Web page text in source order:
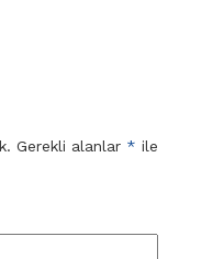
Gerekli alanlar * ile